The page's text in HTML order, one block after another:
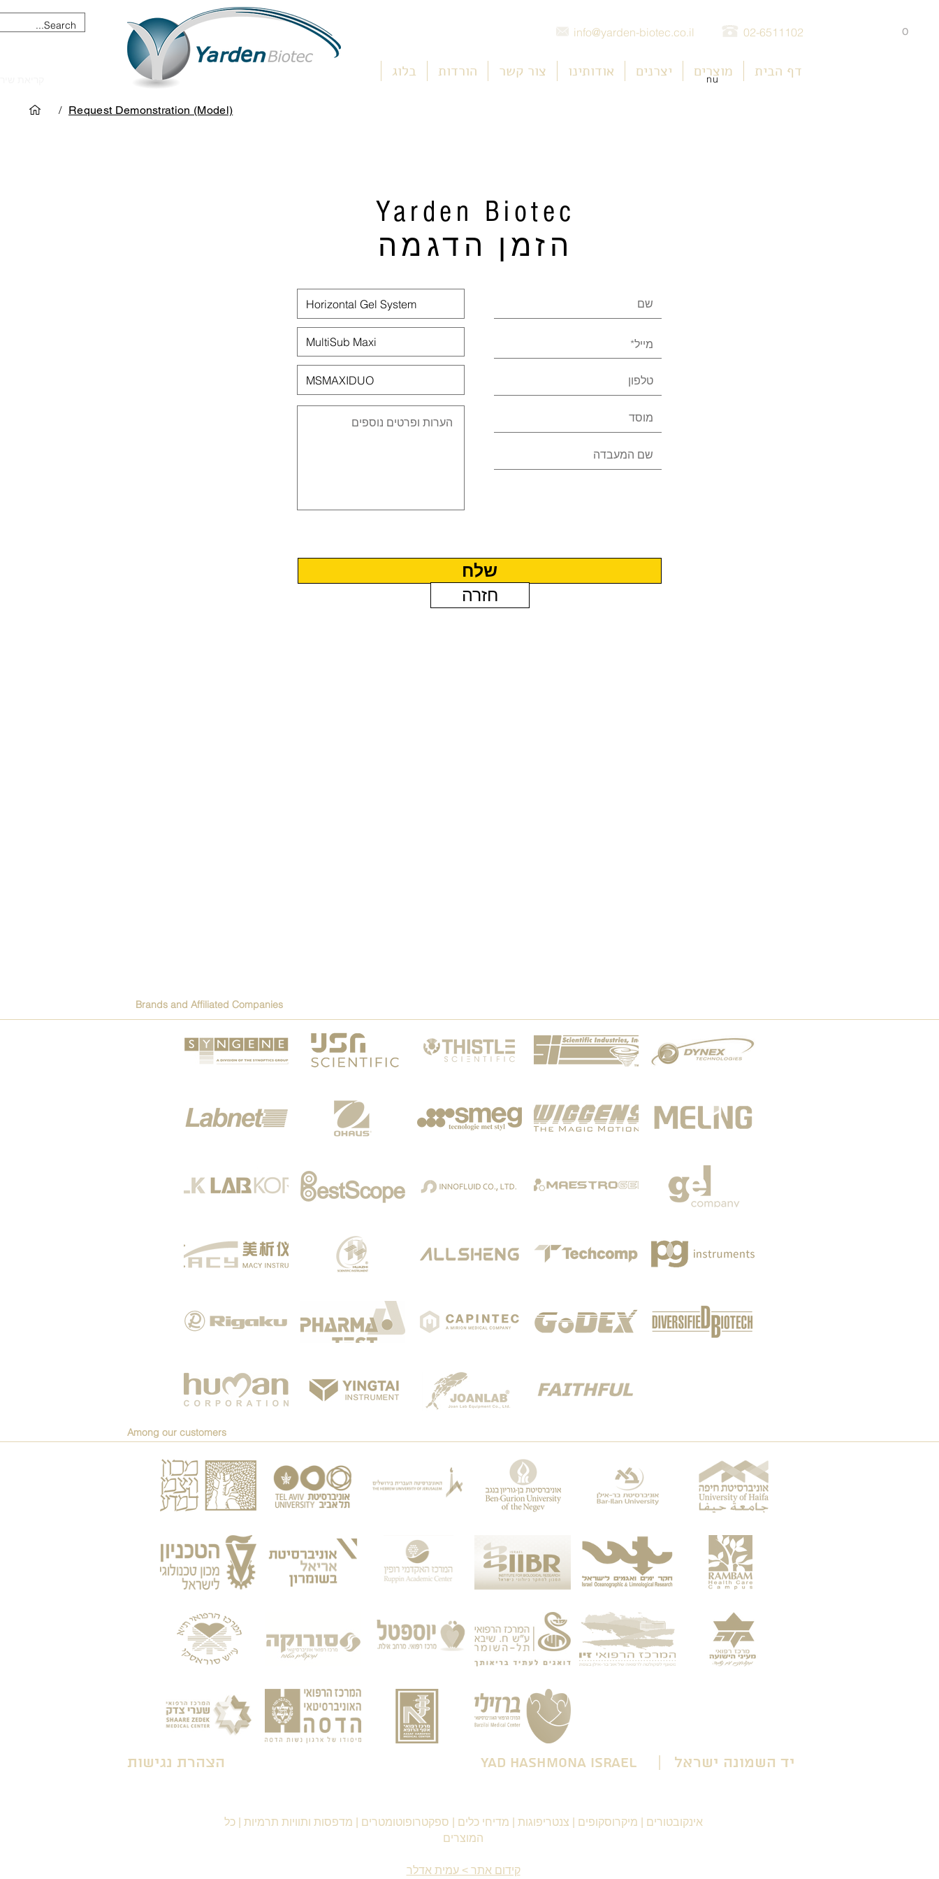
info@yarden-biotec.co.il 02-6511102
דף הבית מוצרים יצרנים אודותינו צור קשר הורדות בלוג nu
0
/ Request Demonstration (Model)
Yarden Biotec
הזמן הדגמה
שלח
חזרה
Brands and Affiliated Companies
Among our customers
הצהרת נגישות יד השמונה ישראל | Yad HaShmona Israel
אינקובטורים מיקרוסקופים צנטריפוגות מדיחי כלים ספקטרופוטומטרים מדפסות ותוויות תרמיות |כל
המוצרים
קידום אתר > עמית אדלר